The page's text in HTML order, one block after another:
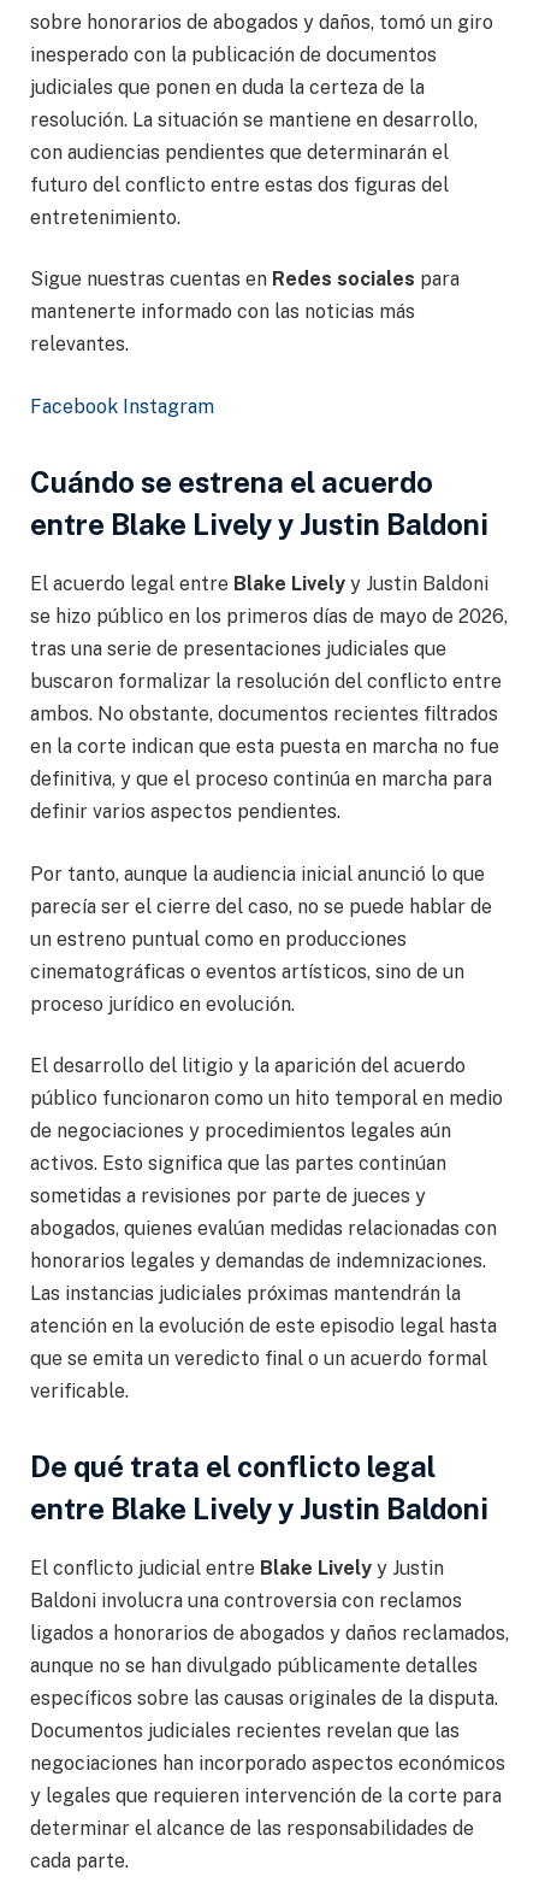
sobre honorarios de abogados y daños, tomó un giro
inesperado con la publicación de documentos
judiciales que ponen en duda la certeza de la
resolución. La situación se mantiene en desarrollo,
con audiencias pendientes que determinarán el
futuro del conflicto entre estas dos figuras del
entretenimiento.
Sigue nuestras cuentas en Redes sociales para
mantenerte informado con las noticias más
relevantes.
Facebook Instagram
Cuándo se estrena el acuerdo
entre Blake Lively y Justin Baldoni
El acuerdo legal entre Blake Lively y Justin Baldoni
se hizo público en los primeros días de mayo de 2026,
tras una serie de presentaciones judiciales que
buscaron formalizar la resolución del conflicto entre
ambos. No obstante, documentos recientes filtrados
en la corte indican que esta puesta en marcha no fue
definitiva, y que el proceso continúa en marcha para
definir varios aspectos pendientes.
Por tanto, aunque la audiencia inicial anunció lo que
parecía ser el cierre del caso, no se puede hablar de
un estreno puntual como en producciones
cinematográficas o eventos artísticos, sino de un
proceso jurídico en evolución.
El desarrollo del litigio y la aparición del acuerdo
público funcionaron como un hito temporal en medio
de negociaciones y procedimientos legales aún
activos. Esto significa que las partes continúan
sometidas a revisiones por parte de jueces y
abogados, quienes evalúan medidas relacionadas con
honorarios legales y demandas de indemnizaciones.
Las instancias judiciales próximas mantendrán la
atención en la evolución de este episodio legal hasta
que se emita un veredicto final o un acuerdo formal
verificable.
De qué trata el conflicto legal
entre Blake Lively y Justin Baldoni
El conflicto judicial entre Blake Lively y Justin
Baldoni involucra una controversia con reclamos
ligados a honorarios de abogados y daños reclamados,
aunque no se han divulgado públicamente detalles
específicos sobre las causas originales de la disputa.
Documentos judiciales recientes revelan que las
negociaciones han incorporado aspectos económicos
y legales que requieren intervención de la corte para
determinar el alcance de las responsabilidades de
cada parte.